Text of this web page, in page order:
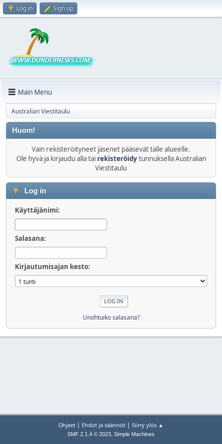
Log in Sign up
Main Menu
Australian Viestitaulu
Huom!
Vain rekisteröityneet jäsenet pääsevät tälle alueelle.
Ole hyvä ja kirjaudu alla tai rekisteröidytunnuksella Australian
Viestitaulu
Log in
Käyttäjänimi:
Salasana:
Kirjautumisajan kesto:
Unohtuiko salasana?
Ohjeet | Ehdot ja säännöt | Siirry ylös ▲
SMF 2.1.4 © 2023, Simple Machines